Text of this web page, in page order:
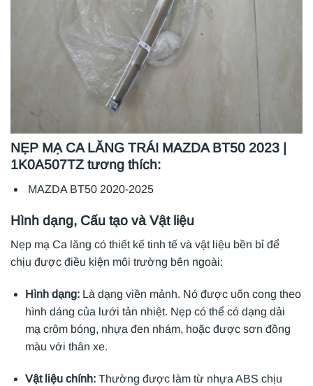
NẸP MẠ CA LĂNG TRÁI MAZDA BT50 2023 |
1K0A507TZ tương thích:
MAZDA BT50 2020-2025
Hình dạng, Cấu tạo và Vật liệu
Nẹp mạ Ca lăng có thiết kế tinh tế và vật liệu bền bỉ để
chịu được điều kiện môi trường bên ngoài:
Hình dạng:Là dạng viền mảnh. Nó được uốn cong theo
hình dáng của lưới tản nhiệt. Nẹp có thể có dạng dải
mạ crôm bóng, nhựa đen nhám, hoặc được sơn đồng
màu với thân xe.
Vật liệu chính: Thường được làm từ nhựa ABS chịu